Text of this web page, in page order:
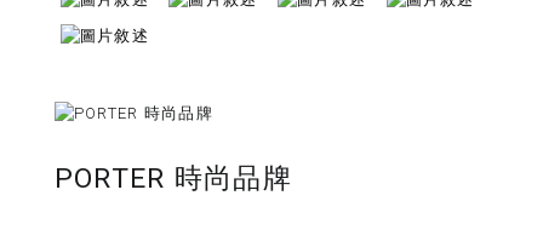
PORTER 時尚品牌